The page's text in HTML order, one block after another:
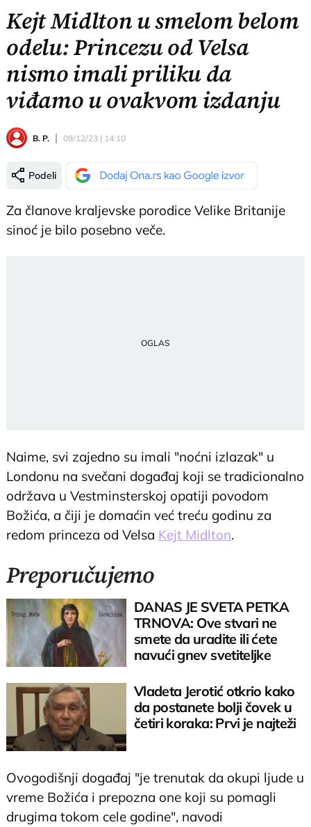
Kejt Midlton u smelom belom
odelu: Princezu od Velsa
nismo imali priliku da
viđamo u ovakvom izdanju
B. P. 09/12/23 | 14:10
Podeli
Za članove kraljevske porodice Velike Britanije
sinoć je bilo posebno veče.
Naime, svi zajedno su imali "noćni izlazak" u
Londonu na svečani događaj koji se tradicionalno
održava u Vestminsterskoj opatiji povodom
Božića, a čiji je domaćin već treću godinu za
redom princeza od Velsa Kejt Midlton.
Preporučujemo
DANAS JE SVETA PETKA
TRNOVA: Ove stvari ne
smete da uradite ili ćete
navući gnev svetiteljke
Vladeta Jerotić otkrio kako
da postanete bolji čovek u
četiri koraka: Prvi je najteži
Ovogodišnji događaj "je trenutak da okupi ljude u
vreme Božića i prepozna one koji su pomagli
drugima tokom cele godine", navodi